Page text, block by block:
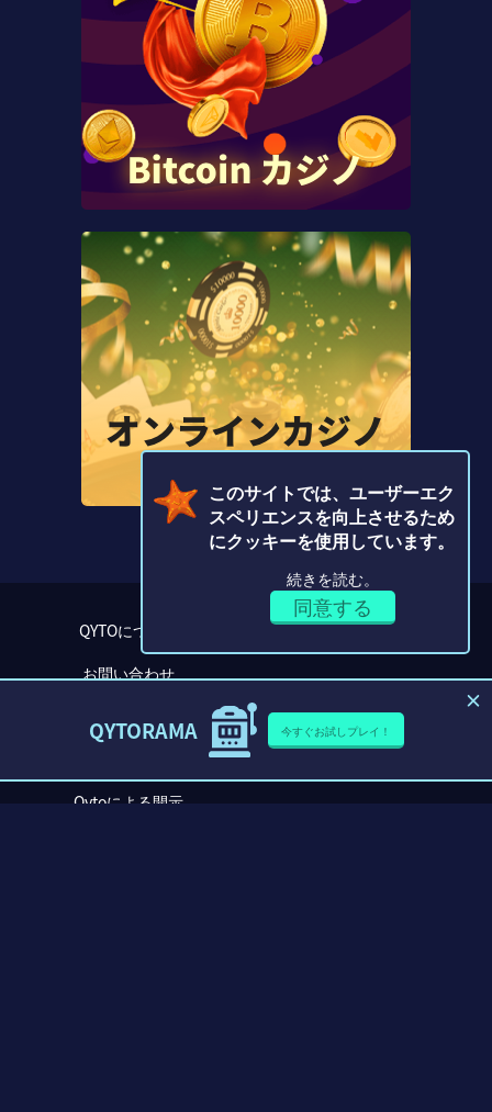
QYTOについて
お問い合わせ
Qytoによる開示
QYTORAMA 今すぐお試しプレイ！
このサイトでは、ユーザーエク
スペリエンスを向上させるため
にクッキーを使用しています。
続きを読む。
同意する